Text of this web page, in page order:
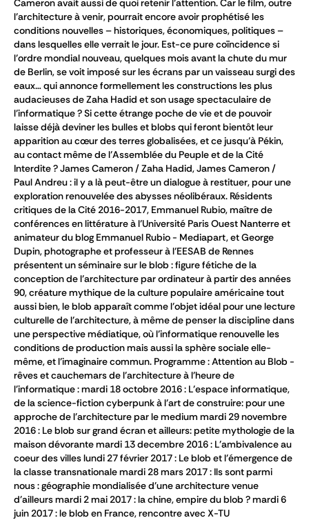
l’architecture à venir, pourrait encore avoir prophétisé les
conditions nouvelles – historiques, économiques, politiques –
dans lesquelles elle verrait le jour. Est-ce pure coïncidence si
l’ordre mondial nouveau, quelques mois avant la chute du mur
de Berlin, se voit imposé sur les écrans par un vaisseau surgi des
eaux… qui annonce formellement les constructions les plus
audacieuses de Zaha Hadid et son usage spectaculaire de
l’informatique ? Si cette étrange poche de vie et de pouvoir
laisse déjà deviner les bulles et blobs qui feront bientôt leur
apparition au cœur des terres globalisées, et ce jusqu’à Pékin,
au contact même de l’Assemblée du Peuple et de la Cité
Interdite ? James Cameron / Zaha Hadid, James Cameron /
Paul Andreu : il y a là peut-être un dialogue à restituer, pour une
exploration renouvelée des abysses néolibéraux. Résidents
critiques de la Cité 2016-2017, Emmanuel Rubio, maître de
conférences en littérature à l’Université Paris Ouest Nanterre et
animateur du blog Emmanuel Rubio - Mediapart, et George
Dupin, photographe et professeur à l’EESAB de Rennes
présentent un séminaire sur le blob : figure fétiche de la
conception de l’architecture par ordinateur à partir des années
90, créature mythique de la culture populaire américaine tout
aussi bien, le blob apparaît comme l’objet idéal pour une lecture
culturelle de l’architecture, à même de penser la discipline dans
une perspective médiatique, où l’informatique renouvelle les
conditions de production mais aussi la sphère sociale elle-
même, et l’imaginaire commun. Programme : Attention au Blob -
rêves et cauchemars de l'architecture à l'heure de
l'informatique : mardi 18 octobre 2016 : L'espace informatique,
de la science-fiction cyberpunk à l'art de construire: pour une
approche de l'architecture par le medium mardi 29 novembre
2016 : Le blob sur grand écran et ailleurs: petite mythologie de la
maison dévorante mardi 13 decembre 2016 : L'ambivalence au
coeur des villes lundi 27 février 2017 : Le blob et l'émergence de
la classe transnationale mardi 28 mars 2017 : Ils sont parmi
nous : géographie mondialisée d'une architecture venue
d'ailleurs mardi 2 mai 2017 : la chine, empire du blob ? mardi 6
juin 2017 : le blob en France, rencontre avec X-TU